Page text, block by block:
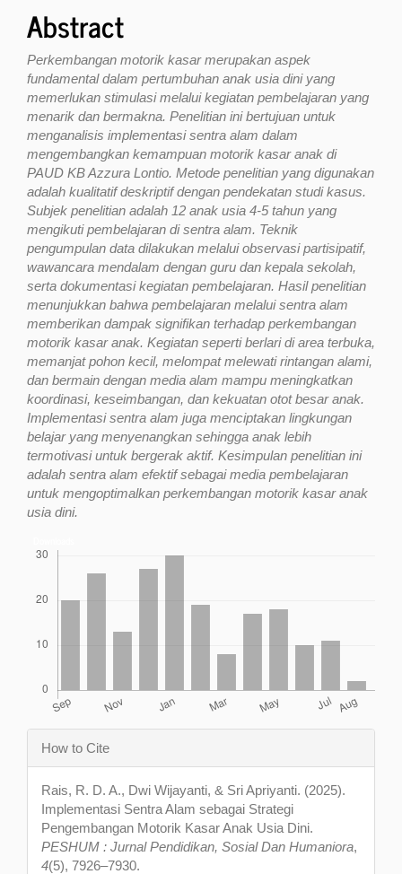
Abstract
Perkembangan motorik kasar merupakan aspek
fundamental dalam pertumbuhan anak usia dini yang
memerlukan stimulasi melalui kegiatan pembelajaran yang
menarik dan bermakna. Penelitian ini bertujuan untuk
menganalisis implementasi sentra alam dalam
mengembangkan kemampuan motorik kasar anak di
PAUD KB Azzura Lontio. Metode penelitian yang digunakan
adalah kualitatif deskriptif dengan pendekatan studi kasus.
Subjek penelitian adalah 12 anak usia 4-5 tahun yang
mengikuti pembelajaran di sentra alam. Teknik
pengumpulan data dilakukan melalui observasi partisipatif,
wawancara mendalam dengan guru dan kepala sekolah,
serta dokumentasi kegiatan pembelajaran. Hasil penelitian
menunjukkan bahwa pembelajaran melalui sentra alam
memberikan dampak signifikan terhadap perkembangan
motorik kasar anak. Kegiatan seperti berlari di area terbuka,
memanjat pohon kecil, melompat melewati rintangan alami,
dan bermain dengan media alam mampu meningkatkan
koordinasi, keseimbangan, dan kekuatan otot besar anak.
Implementasi sentra alam juga menciptakan lingkungan
belajar yang menyenangkan sehingga anak lebih
termotivasi untuk bergerak aktif. Kesimpulan penelitian ini
adalah sentra alam efektif sebagai media pembelajaran
untuk mengoptimalkan perkembangan motorik kasar anak
usia dini.
Article
Details
How to Cite
Rais, R. D. A., Dwi Wijayanti, & Sri Apriyanti. (2025).
Implementasi Sentra Alam sebagai Strategi
Pengembangan Motorik Kasar Anak Usia Dini.
PESHUM : Jurnal Pendidikan, Sosial Dan Humaniora,
4(5), 7926–7930.